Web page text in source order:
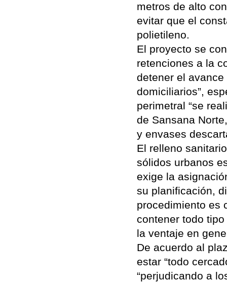
metros de alto
evitar que el
polietileno.
El proyecto se
retenciones a la
detener el
domiciliarios”,
perimetral “se
de Sansana
y envases
El relleno
sólidos urbanos
exige la
su planificación,
procedimiento es
contener todo
la ventaje en
De acuerdo al
estar “todo
“perjudicando a